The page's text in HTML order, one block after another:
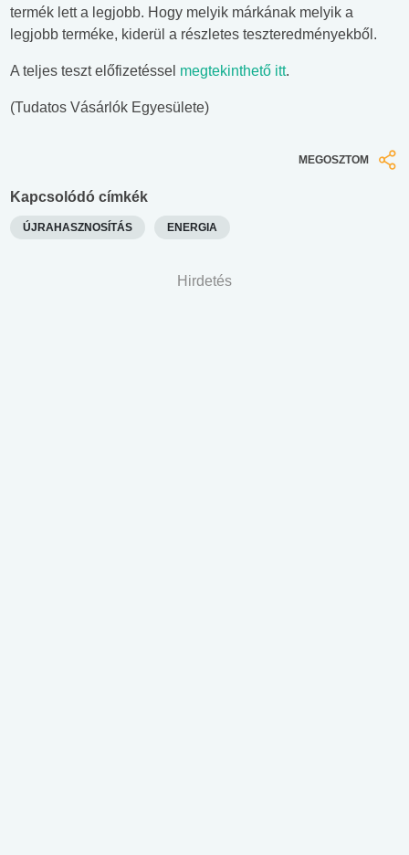
termék lett a legjobb. Hogy melyik márkának melyik a
legjobb terméke, kiderül a részletes teszteredményekből.
A teljes teszt előfizetéssel megtekinthető itt.
(Tudatos Vásárlók Egyesülete)
MEGOSZTOM
Kapcsolódó címkék
ÚJRAHASZNOSÍTÁS ENERGIA
Hirdetés